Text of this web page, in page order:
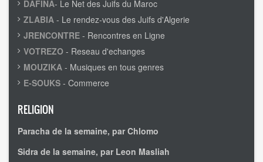
DAFINA- Le Net des Juifs du Maroc
ZLABIA - Le rendez-vous des Juifs d'Algerie
JRENCONTRE - Rencontres en Ligne
VOTREZO - Reseau d'echanges
MOUZIKA - Musiques en tous genres
E-SOUKS - Commerce
RELIGION
Paracha de la semaine, par Chlomo
Sidra de la semaine, par Leon Masliah